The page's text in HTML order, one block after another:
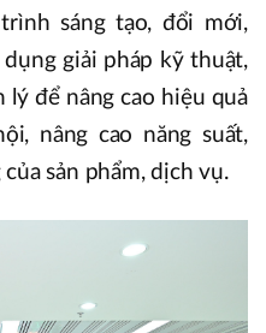
sáng tạo, đổi mới,
giải pháp kỹ thuật,
lý để nâng cao hiệu quả
nâng cao năng suất,
sản phẩm, dịch vụ.